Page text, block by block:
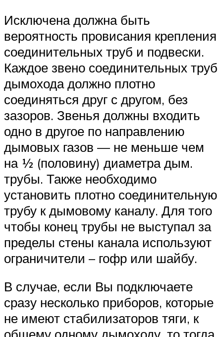
Исключена должна быть
вероятность провисания крепления
соединительных труб и подвески.
Каждое звено соединительных труб
дымохода должно плотно
соединяться друг с другом, без
зазоров. Звенья должны входить
одно в другое по направлению
дымовых газов — не меньше чем
на ½ (половину) диаметра дым.
трубы. Также необходимо
установить плотно соединительную
трубу к дымовому каналу. Для того
чтобы конец трубы не выступал за
пределы стены канала используют
ограничители – гофр или шайбу.
В случае, если Вы подключаете
сразу несколько приборов, которые
не имеют стабилизаторов тяги, к